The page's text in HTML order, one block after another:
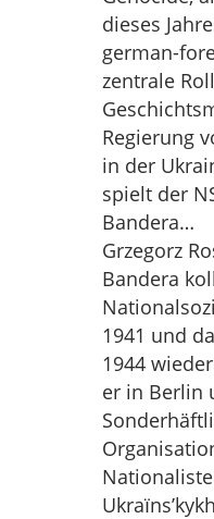
dieses
german-
zentrale
Regierung
in der
spielt der
Bandera…
Grzegorz
Bandera
1941 und
1944
er in Berlin